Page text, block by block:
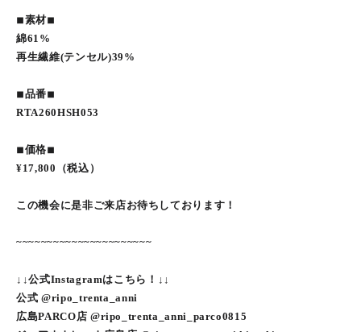
◾︎素材◾︎
綿61%
再生繊維(テンセル)39%⁡
◾︎品番◾︎
RTA260HSH053⁡
◾︎価格◾︎
¥17,800（税込）⁡
この機会に是非ご来店お待ちしております！
~~~~~~~~~~~~~~~~~~~~~~
↓↓公式Instagramはこちら！↓↓
公式 @ripo_trenta_anni
広島PARCO店 @ripo_trenta_anni_parco0815